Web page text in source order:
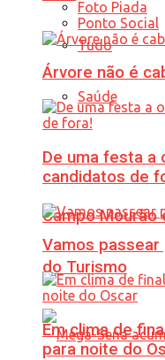
Tudo
Saúde
Campo Mourão
do Turismo
Foto Piada
Ponto Social
Árvore não é
De uma festa a
candidatos de
Vamos passear
Em clima de
para noite do